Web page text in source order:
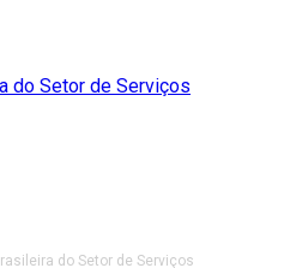
do Setor de Serviços